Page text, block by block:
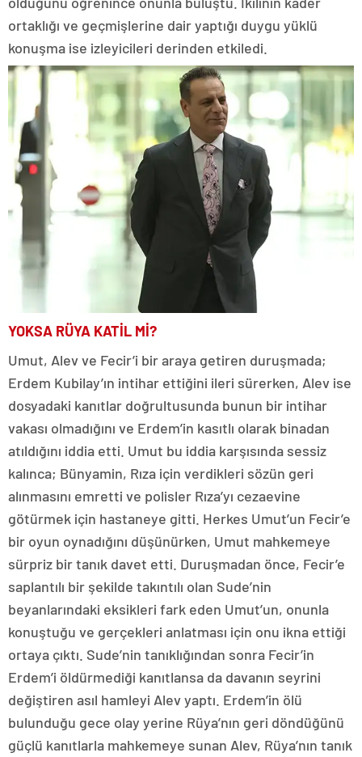
ortaklığı ve geçmişlerine dair yaptığı duygu yüklü
konuşma ise izleyicileri derinden etkiledi.
YOKSA RÜYA KATİL Mİ?
Umut, Alev ve Fecir’i bir araya getiren duruşmada;
Erdem Kubilay’ın intihar ettiğini ileri sürerken, Alev ise
dosyadaki kanıtlar doğrultusunda bunun bir intihar
vakası olmadığını ve Erdem’in kasıtlı olarak binadan
atıldığını iddia etti. Umut bu iddia karşısında sessiz
kalınca; Bünyamin, Rıza için verdikleri sözün geri
alınmasını emretti ve polisler Rıza’yı cezaevine
götürmek için hastaneye gitti. Herkes Umut’un Fecir’e
bir oyun oynadığını düşünürken, Umut mahkemeye
sürpriz bir tanık davet etti. Duruşmadan önce, Fecir’e
saplantılı bir şekilde takıntılı olan Sude’nin
beyanlarındaki eksikleri fark eden Umut’un, onunla
konuştuğu ve gerçekleri anlatması için onu ikna ettiği
ortaya çıktı. Sude’nin tanıklığından sonra Fecir’in
Erdem’i öldürmediği kanıtlansa da davanın seyrini
değiştiren asıl hamleyi Alev yaptı. Erdem’in ölü
bulunduğu gece olay yerine Rüya’nın geri döndüğünü
güçlü kanıtlarla mahkemeye sunan Alev, Rüya’nın tanık